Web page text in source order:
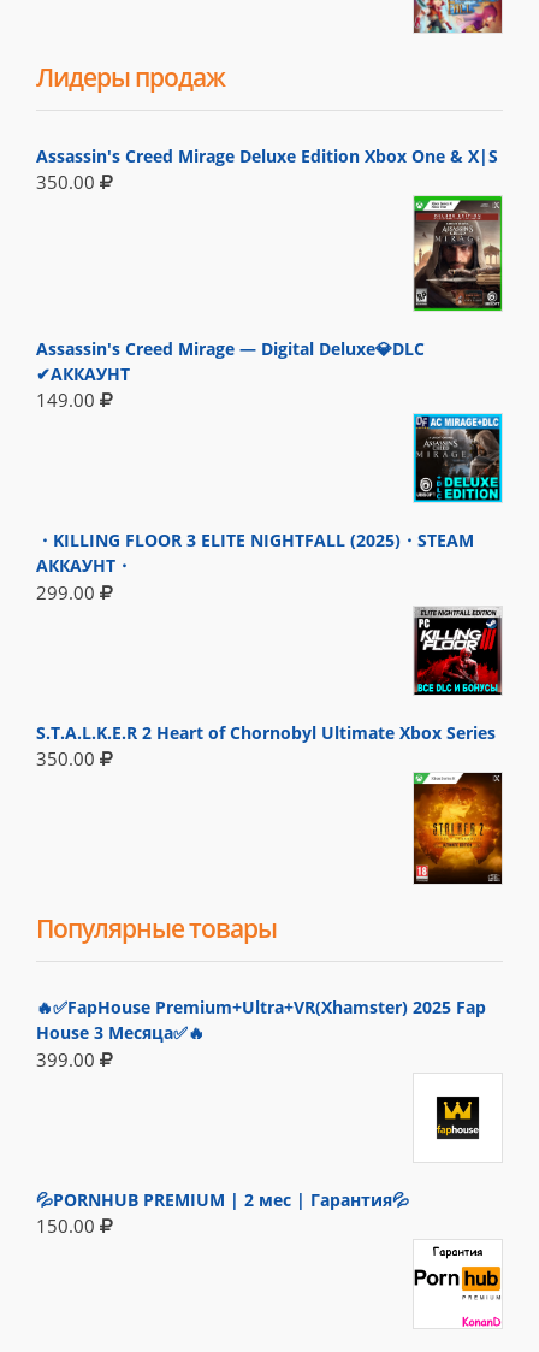
Лидеры продаж
Assassin's Creed Mirage Deluxe Edition Xbox One & X|S
350.00
Assassin's Creed Mirage — Digital Deluxe💎DLC
✔АККАУНТ
149.00
・KILLING FLOOR 3 ELITE NIGHTFALL (2025)・STEAM
АККАУНТ・
299.00
S.T.A.L.K.E.R 2 Heart of Chornobyl Ultimate Xbox Series
350.00
Популярные товары
🔥✅FapHouse Premium+Ultra+VR(Xhamster) 2025 Fap
House 3 Месяца✅🔥
399.00
💦PORNHUB PREMIUM | 2 мес | Гарантия💦
150.00